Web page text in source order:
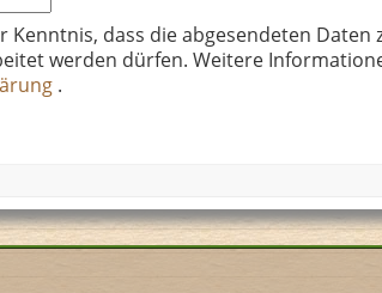
Kenntnis, dass die abgesendeten
werden dürfen. Weitere
.